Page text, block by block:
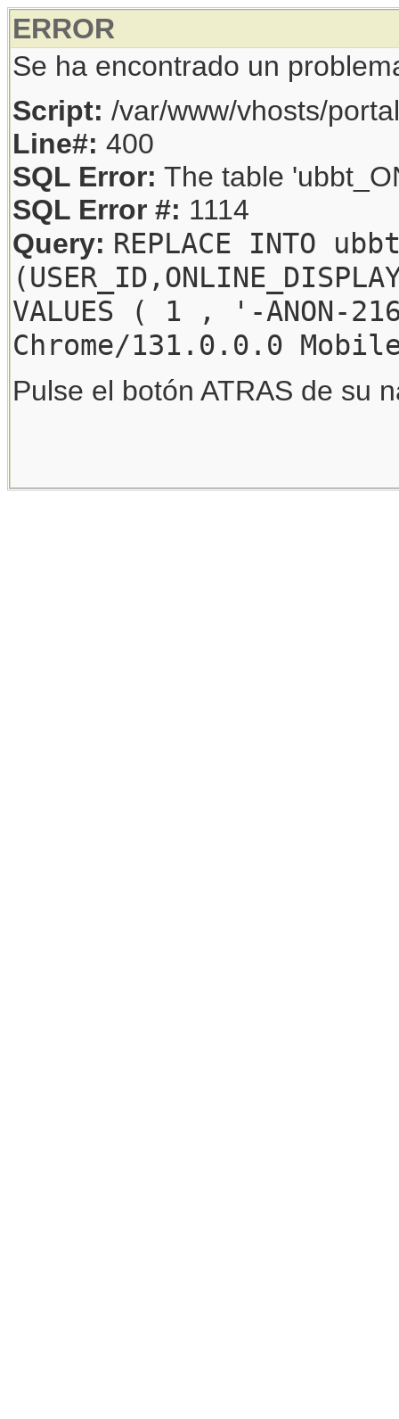
ERROR
Se ha encontrado un
Script: /var/www/vhosts/
Line#: 400
SQL Error: The table
SQL Error #: 1114
Query: REPLACE INTO
VALUES ( 1 , '-
Chrome/131.0.0.0
Pulse el botón ATRAS de su